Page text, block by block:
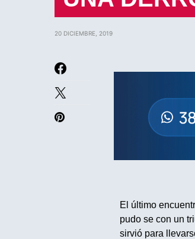
20 DICIEMBRE, 2019
El último
pudo se con un
sirvió para